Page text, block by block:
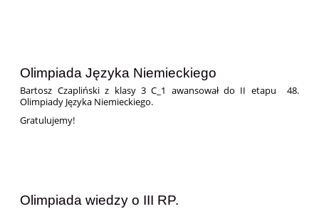
Olimpiada Języka Niemieckiego
Bartosz Czapliński z klasy 3 C_1 awansował do II etapu 48.
Olimpiady Języka Niemieckiego.
Gratulujemy!
Olimpiada wiedzy o III RP.